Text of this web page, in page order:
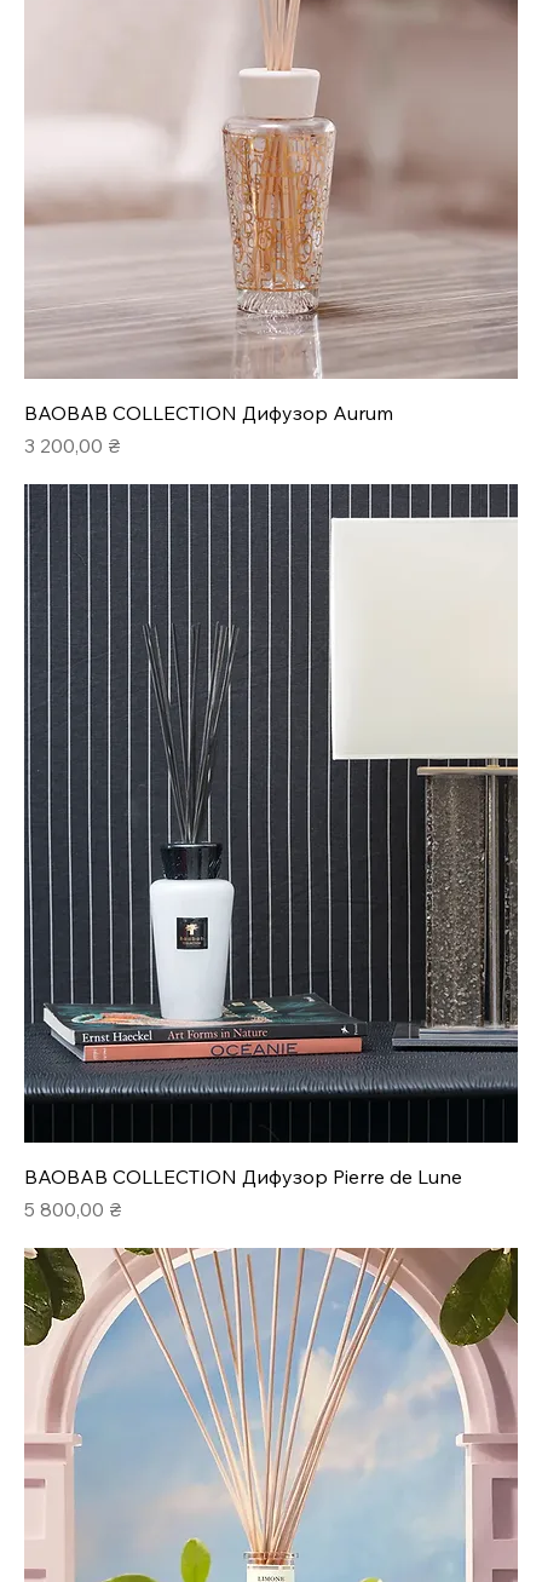
BAOBAB COLLECTION Дифузор Aurum
Ціна
3 200,00 ₴
BAOBAB COLLECTION Дифузор Pierre de Lune
Ціна
5 800,00 ₴